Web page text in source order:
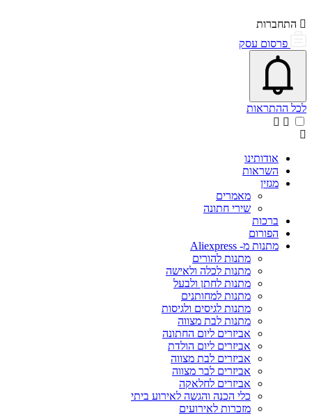
התחברות
פרסום עסק
פתיחת\סגירת מרכז התראות
אייקון פעמון
לכל ההתראות
אודותינו
השראות
מגזין
מאמרים
שירי חתונה
ברכות
הפורום
מתנות מ- Aliexpress
מתנות להורים
מתנות לכלה ולאישה
מתנות לחתן ולבעל
מתנות למחותנים
מתנות לגיסים ולגיסות
מתנות לבת מצווה
אביזרים ליום החתונה
אביזרים ליום הולדת
אביזרים לבת מצווה
אביזרים לבר מצווה
אביזרים לחלאקה
כלי הכנה והגשה לאירוע ביתי
מזכרות לאירועים